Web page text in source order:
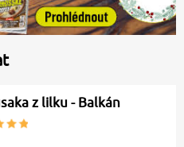
z lilku - Balkán